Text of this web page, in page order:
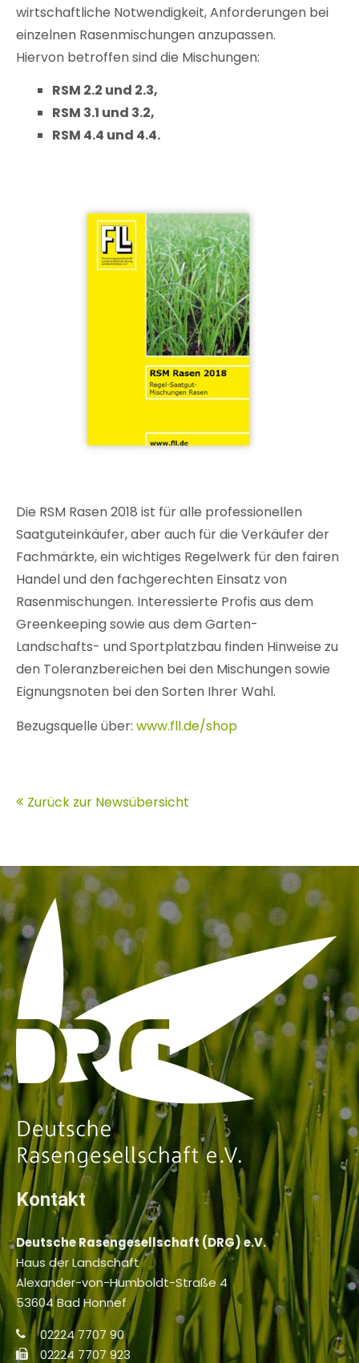
wirtschaftliche Notwendigkeit, Anforderungen bei
einzelnen Rasenmischungen anzupassen.
Hiervon betroffen sind die Mischungen:
RSM 2.2 und 2.3,
RSM 3.1 und 3.2,
RSM 4.4 und 4.4.
Die RSM Rasen 2018 ist für alle professionellen
Saatguteinkäufer, aber auch für die Verkäufer der
Fachmärkte, ein wichtiges Regelwerk für den fairen
Handel und den fachgerechten Einsatz von
Rasenmischungen. Interessierte Profis aus dem
Greenkeeping sowie aus dem Garten-
Landschafts- und Sportplatzbau finden Hinweise zu
den Toleranzbereichen bei den Mischungen sowie
Eignungsnoten bei den Sorten Ihrer Wahl.
Bezugsquelle über: www.fll.de/shop
Zurück zur Newsübersicht
Kontakt
Deutsche Rasengesellschaft (DRG) e.V.
Haus der Landschaft
Alexander-von-Humboldt-Straße 4
53604 Bad Honnef
02224 7707 90
02224 7707 923